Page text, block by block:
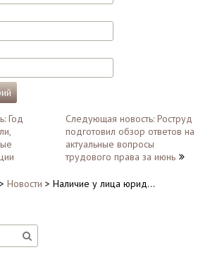
Год
Следующая новость: Роструд
подготовил обзор ответов на
актуальные вопросы
трудового права за июнь
Новости > Наличие у лица юрид…